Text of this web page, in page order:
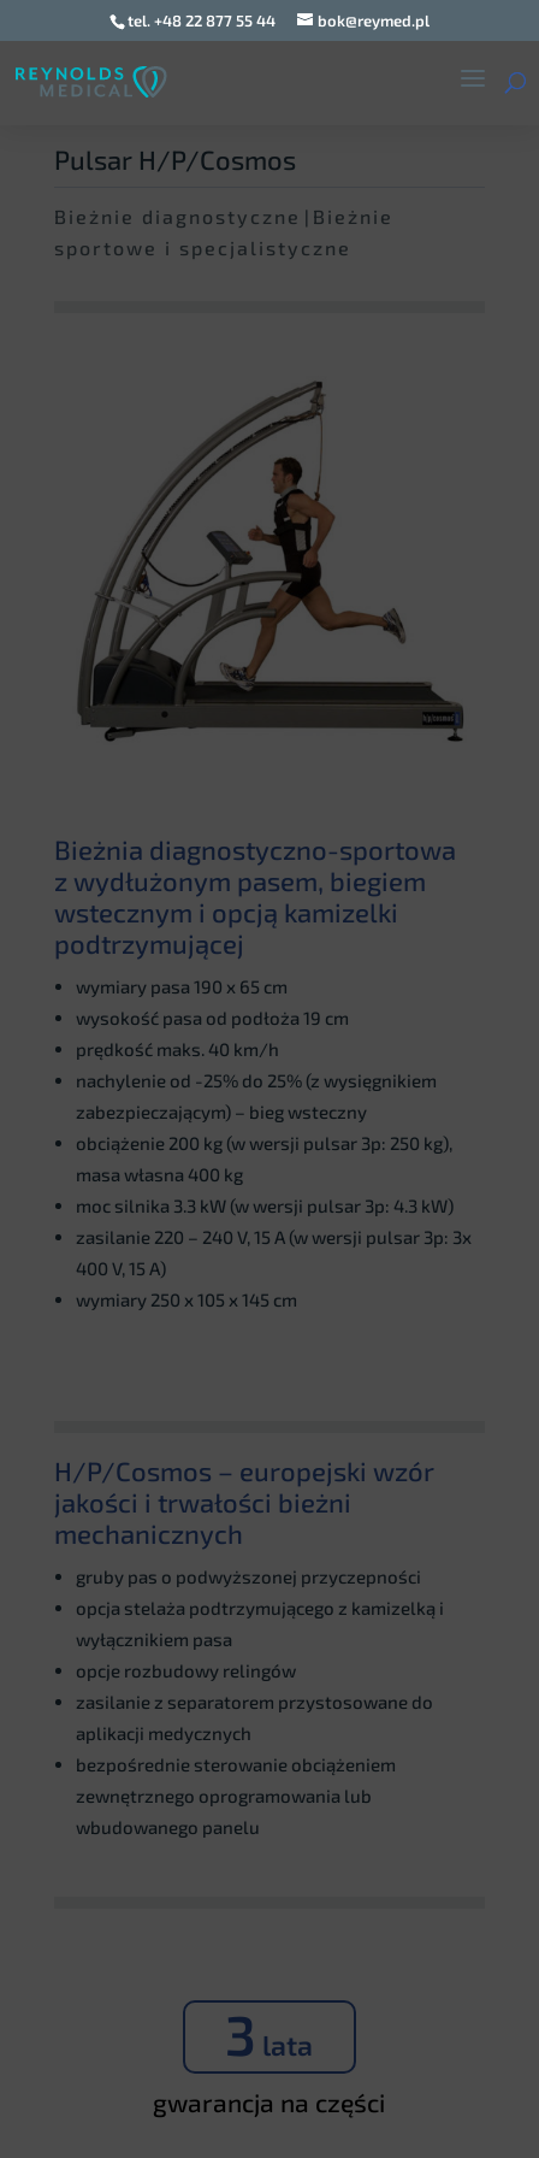
tel. +48 22 877 55 44 bok@reymed.pl
Pulsar H/P/Cosmos
Bieżnie diagnostyczne | Bieżnie
sportowe i specjalistyczne
Bieżnia diagnostyczno-sportowa
z wydłużonym pasem, biegiem
wstecznym i opcją kamizelki
podtrzymującej
wymiary pasa 190 x 65 cm
wysokość pasa od podłoża 19 cm
prędkość maks. 40 km/h
nachylenie od -25% do 25% (z wysięgnikiem
zabezpieczającym) – bieg wsteczny
obciążenie 200 kg (w wersji pulsar 3p: 250 kg),
masa własna 400 kg
moc silnika 3.3 kW (w wersji pulsar 3p: 4.3 kW)
zasilanie 220 – 240 V, 15 A (w wersji pulsar 3p: 3x
400 V, 15 A)
wymiary 250 x 105 x 145 cm
H/P/Cosmos – europejski wzór
jakości i trwałości bieżni
mechanicznych
gruby pas o podwyższonej przyczepności
opcja stelaża podtrzymującego z kamizelką i
wyłącznikiem pasa
opcje rozbudowy relingów
zasilanie z separatorem przystosowane do
aplikacji medycznych
bezpośrednie sterowanie obciążeniem
zewnętrznego oprogramowania lub
wbudowanego panelu
3 lata
gwarancja na części